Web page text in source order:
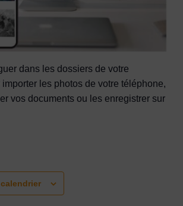
dans les dossiers de votre
les photos de votre téléphone,
vos documents ou les enregistrer sur